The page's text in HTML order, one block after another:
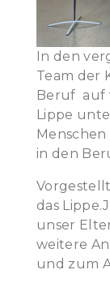
In den
Team der
Beruf auf
Lippe
in den
das
unser
weitere
und zum